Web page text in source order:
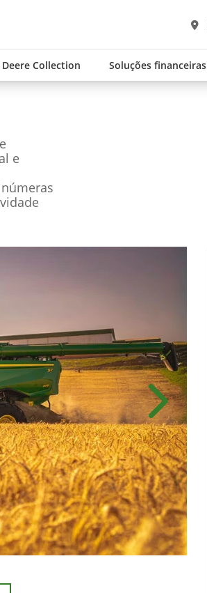
Deere Collection Soluções financeiras
e
Próximo